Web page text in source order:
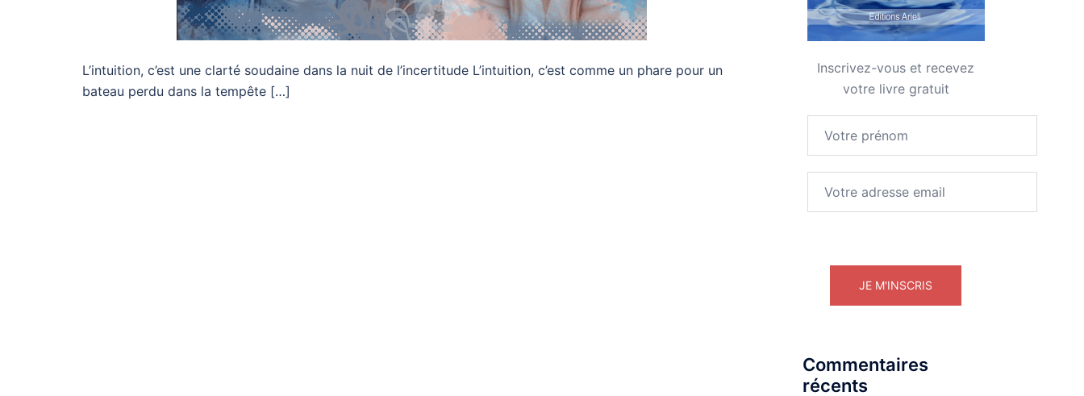
L’intuition, c’est une clarté soudaine dans la nuit de l’incertitude L’intuition, c’est comme un phare pour un
bateau perdu dans la tempête […]
Inscrivez-vous et recevez
votre livre gratuit
Commentaires
récents